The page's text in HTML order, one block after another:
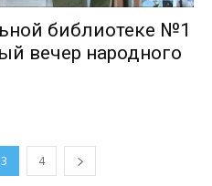
библиотеке №1
вечер народного
3 4